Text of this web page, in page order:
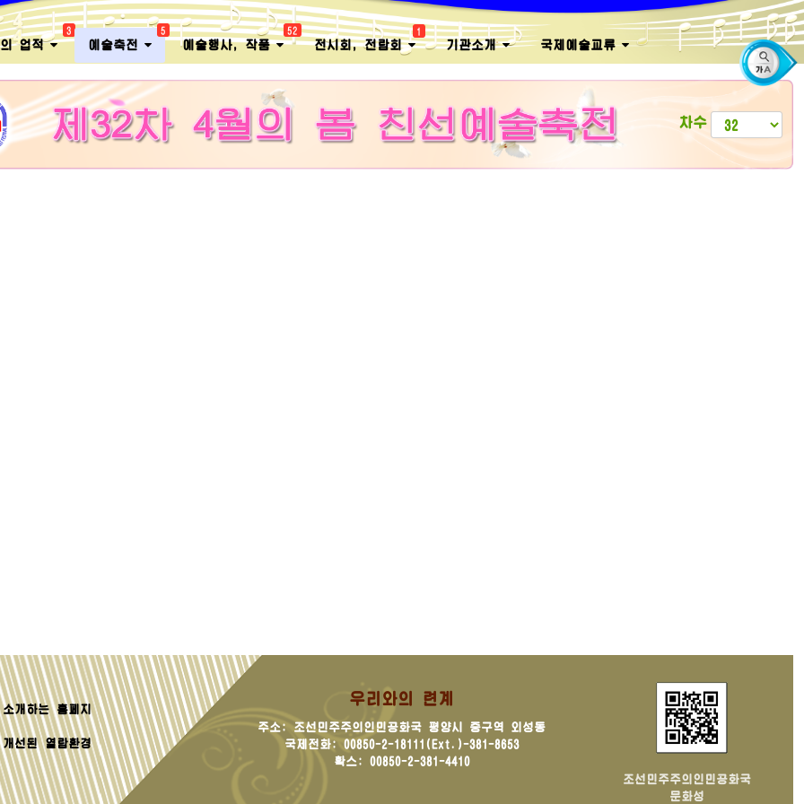
의 업적
3
예술축전
5
예술행사, 작품
52
전시회, 전람회
1
기관소개 국제예술교류
차수
개하는 홈페지
선된 열람환경
우리와의 련계
주소: 조선민주주의인민공화국 평양시 중구역 외성동
국제전화: 00850-2-18111(Ext.)-381-8653
확스: 00850-2-381-4410
조선민주주의인민공화국
문화성